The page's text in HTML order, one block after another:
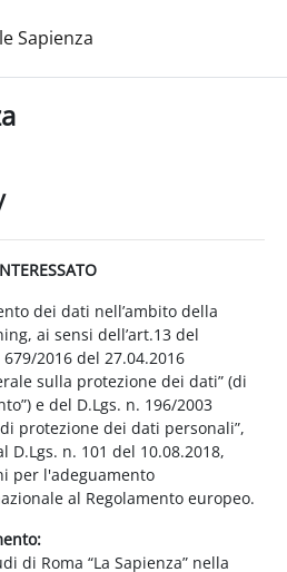
Sapienza
dei dati nell’ambito della
ai sensi dell’art.13 del
2016 del 27.04.2016
sulla protezione dei dati” (di
e del D.Lgs. n. 196/2003
protezione dei dati personali”,
D.Lgs. n. 101 del 10.08.2018,
per l'adeguamento
al Regolamento europeo.
di Roma “La Sapienza” nella